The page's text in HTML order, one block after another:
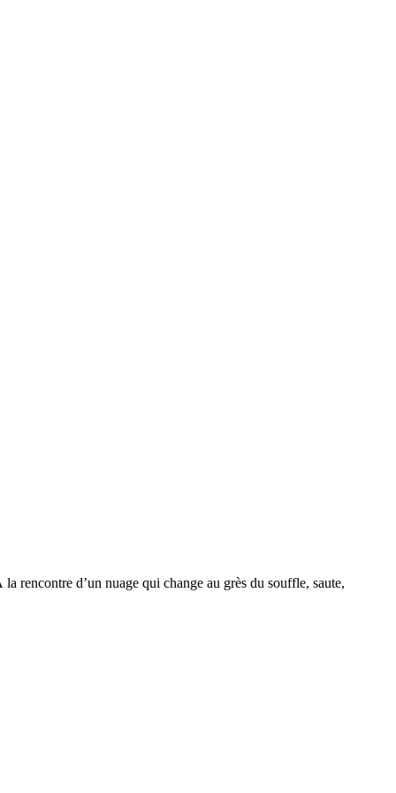
rencontre d’un nuage qui change au grès du souffle, saute,